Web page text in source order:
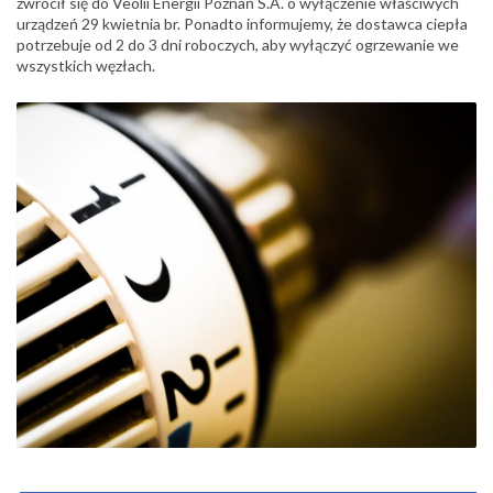
urządzeń 29 kwietnia br. Ponadto informujemy, że dostawca ciepła
potrzebuje od 2 do 3 dni roboczych, aby wyłączyć ogrzewanie we
wszystkich węzłach.